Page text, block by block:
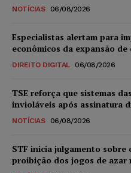
NOTÍCIAS 06/08/2026
Especialistas alertam para
econômicos da expansão
DIREITO DIGITAL 06/08/2026
TSE reforça que sistemas
invioláveis após assinatura
NOTÍCIAS 06/08/2026
STF inicia julgamento
proibição dos jogos de azar